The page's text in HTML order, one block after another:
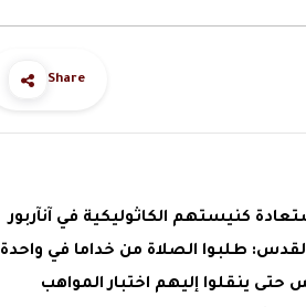
Share
كنيستهم الكاثوليكية في آنآربور
طلبوا الصلاة من خداما في واحدة
ينقلوا إليهم اختبار المواهب